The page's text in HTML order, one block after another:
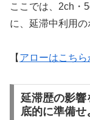
ここでは、2ch・
に、延滞中利用の
【 アローはこちら
延滞歴の影響
底的に準備せ